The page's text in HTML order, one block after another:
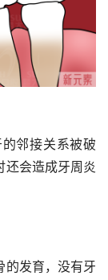
邻接关系被破
还会造成牙周炎
的发育，没有牙